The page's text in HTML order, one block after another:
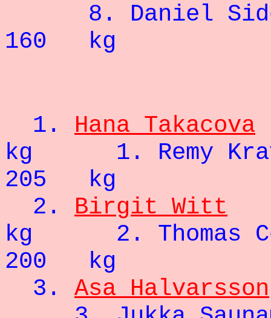
8.
160 kg
1. Hana Takacova
kg 1.
205 kg
2. Birgit Witt
kg 2.
200 kg
3. Asa Halvarsson